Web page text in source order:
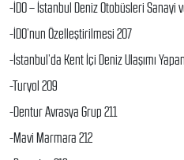
-İDO – İstanbul Deniz Otobüsleri Sanayi
-İDO’nun Özelleştirilmesi 207
-İstanbul’da Kent İçi Deniz Ulaşımı
-Turyol 209
-Dentur Avrasya Grup 211
-Mavi Marmara 212